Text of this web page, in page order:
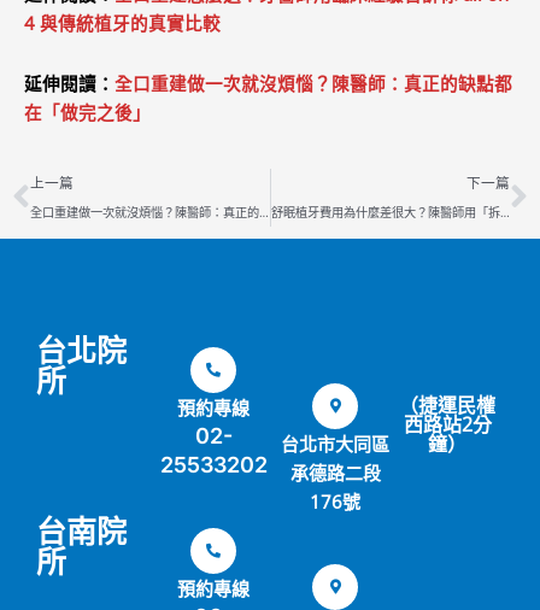
4 與傳統植牙的真實比較
延伸閱讀： 全口重建做一次就沒煩惱？陳醫師：真正的缺點都
在「做完之後」
上一頁
上一篇
全口重建做一次就沒煩惱？陳醫師：真正的缺點都在「做完之後」
下一篇
舒眠植牙費用為什麼差很大？陳醫師用「拆帳單」教你比價不踩雷
台北院
所
預約專線
02-
25533202
台北市大同區
承德路二段
176號
（捷運民權
西路站2分
鐘）
台南院
所
預約專線